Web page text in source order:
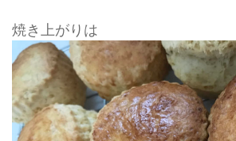
焼き上がりは